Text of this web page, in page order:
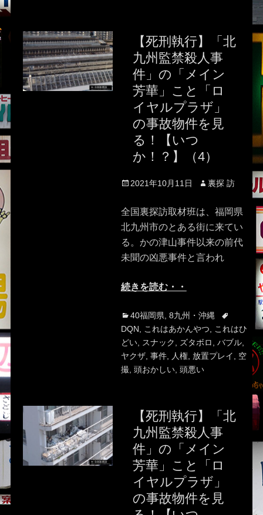
【死刑執行】「北
九州監禁殺人事
件」の「メイン
芳華」こと「ロ
イヤルプラザ」
の事故物件を見
る！【いつ
か！？】（4）
Posted
2021年10月11日 Author
裏探 訪
全国裏探訪取材班は、福岡県
北九州市のとある街に来てい
る。かの津山事件以来の前代
未聞の凶悪事件と言われ
続きを読む・・
Categories
40福岡県 8九州・沖縄
Tags
DQN
これはあかんやつ
これはひ
どい, スナック ズタボロ バブル,
ヤクザ, 事件, 人権, 放置プレイ
空
撮, 頭おかしい, 頭悪い
【死刑執行】「北
九州監禁殺人事
件」の「メイン
芳華」こと「ロ
イヤルプラザ」
の事故物件を見